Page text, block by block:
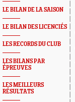
LE BILAN DE LA SAISON
LE BILAN DES LICENCIÉS
LES RECORDS DU CLUB
LES BILANS PAR
ÉPREUVES
LES MEILLEURS
RÉSULTATS